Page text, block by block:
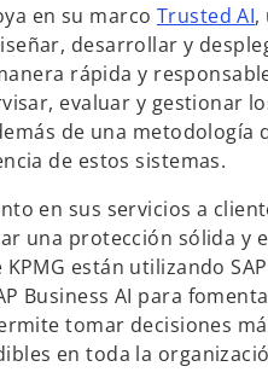
en su marco Trusted AIs
e
a
b
r
n
u
n
a
p
e
,
desarrollar y
rápida y
evaluar y gestionar
de una metodología
de estos sistemas.
en sus servicios a
una protección sólida y
están utilizando SAP
Business AI para
tomar decisiones
en toda la